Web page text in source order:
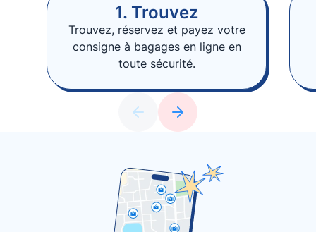
1. Trouvez
Trouvez, réservez et payez votre
consigne à bagages en ligne en
toute sécurité.